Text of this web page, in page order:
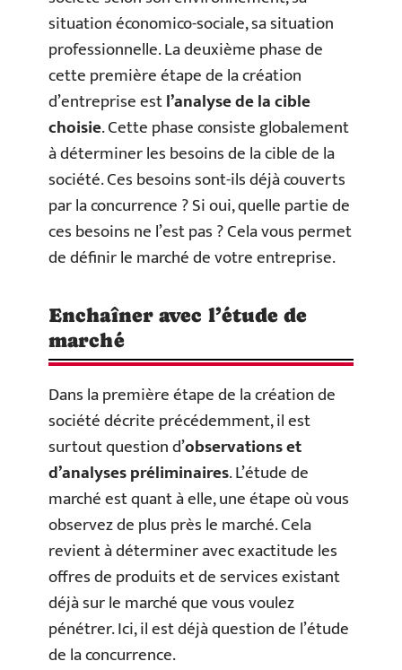
situation économico-sociale, sa situation
professionnelle. La deuxième phase de
cette première étape de la création
d’entreprise estl’analyse de la cible
choisie. Cette phase consiste globalement
à déterminer les besoins de la cible de la
société. Ces besoins sont-ils déjà couverts
par la concurrence ? Si oui, quelle partie de
ces besoins ne l’est pas ? Cela vous permet
de définir le marché de votre entreprise.
Enchaîner avec l’étude de
marché
Dans la première étape de la création de
société décrite précédemment, il est
surtout question d’observations et
d’analyses préliminaires. L’étude de
marché est quant à elle, une étape où vous
observez de plus près le marché. Cela
revient à déterminer avec exactitude les
offres de produits et de services existant
déjà sur le marché que vous voulez
pénétrer. Ici, il est déjà question de l’étude
de la concurrence.